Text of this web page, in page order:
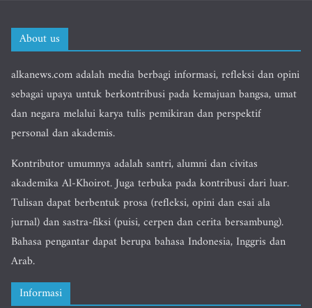
About us
alkanews.com adalah media berbagi informasi, refleksi dan opini
sebagai upaya untuk berkontribusi pada kemajuan bangsa, umat
dan negara melalui karya tulis pemikiran dan perspektif
personal dan akademis.
Kontributor umumnya adalah santri, alumni dan civitas
akademika Al-Khoirot. Juga terbuka pada kontribusi dari luar.
Tulisan dapat berbentuk prosa (refleksi, opini dan esai ala
jurnal) dan sastra-fiksi (puisi, cerpen dan cerita bersambung).
Bahasa pengantar dapat berupa bahasa Indonesia, Inggris dan
Arab.
Informasi